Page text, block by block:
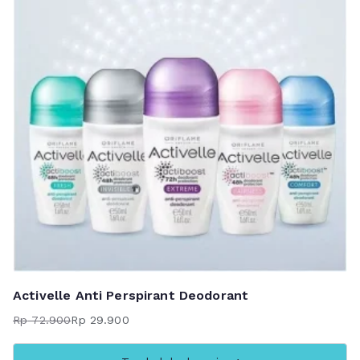
Activelle Anti Perspirant Deodorant
Rp72.900
Harga
aslinya
Rp 29.900
Harga
saat